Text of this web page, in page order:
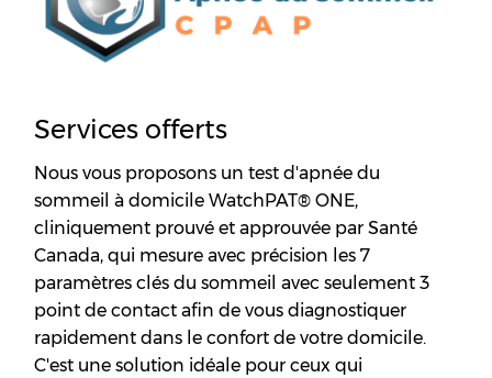
Services offerts
Nous vous proposons un test d'apnée du
sommeil à domicile WatchPAT®️ ONE,
cliniquement prouvé et approuvée par Santé
Canada, qui mesure avec précision les 7
paramètres clés du sommeil avec seulement 3
point de contact afin de vous diagnostiquer
rapidement dans le confort de votre domicile.
C'est une solution idéale pour ceux qui